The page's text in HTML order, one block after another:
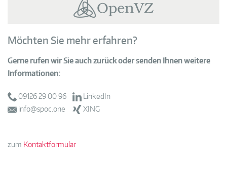
Möchten Sie mehr erfahren?
Gerne rufen wir Sie auch zurück oder senden Ihnen weitere
Informationen:
09126 29 00 96
LinkedIn
info@spoc.one
XING
zum Kontaktformular